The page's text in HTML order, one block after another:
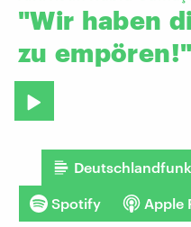
"Wir haben
zu empören!"
Spotify Apple